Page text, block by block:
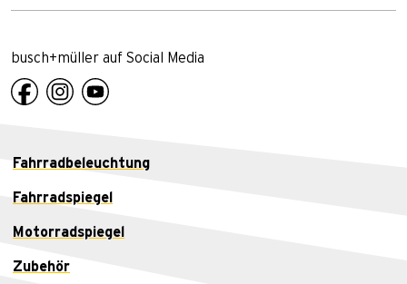
busch+müller auf Social Media
Fahrradbeleuchtung
Fahrradspiegel
Motorradspiegel
Zubehör